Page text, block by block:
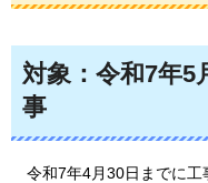
対象：令和7年5
事
令和7年4月30日までに